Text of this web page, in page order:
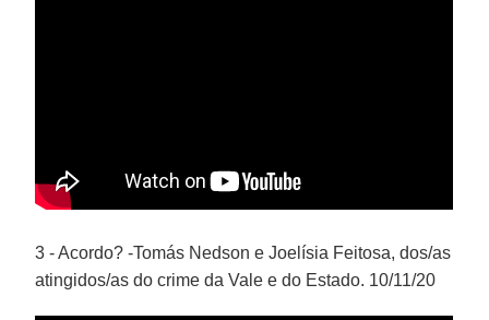
3 - Acordo? -Tomás Nedson e Joelísia Feitosa, dos/as
atingidos/as do crime da Vale e do Estado. 10/11/20